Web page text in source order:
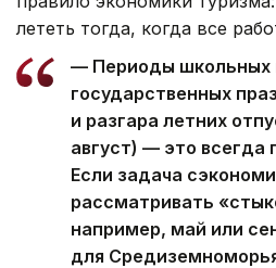
лететь тогда, когда все
— Периоды школьных
государственных
и разгара летних
август) — это всегда
Если задача
рассматривать
например, май или
для